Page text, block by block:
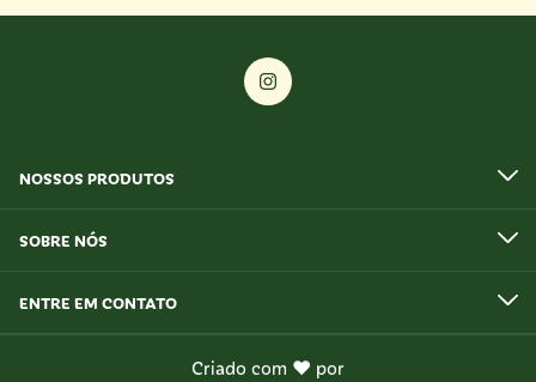
NOSSOS PRODUTOS
SOBRE NÓS
ENTRE EM CONTATO
Criado com ❤ por